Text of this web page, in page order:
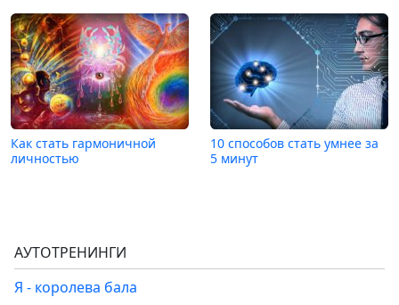
Как стать гармоничной
личностью
10 способов стать умнее за
5 минут
АУТОТРЕНИНГИ
Я - королева бала